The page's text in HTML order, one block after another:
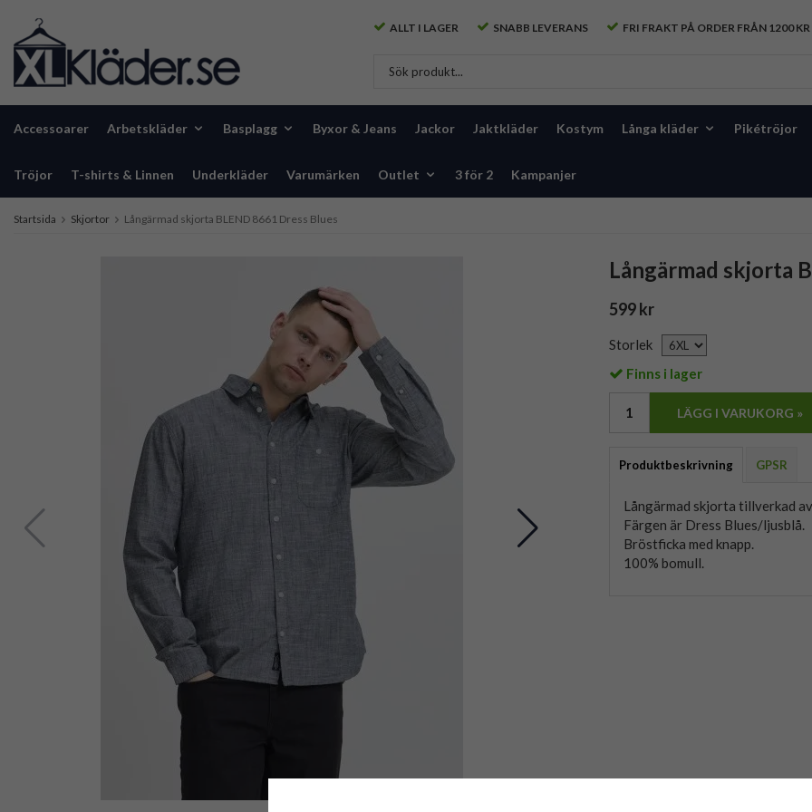
ALLT I LAGER SNABB LEVERANS FRI FRAKT PÅ ORDER FRÅN 1200 KR
Accessoarer Arbetskläder Basplagg Byxor & Jeans Jackor Jaktkläder Kostym Långa kläder Pikétröjor
Tröjor T-shirts & Linnen Underkläder Varumärken Outlet 3 för 2 Kampanjer
Startsida Skjortor Långärmad skjorta BLEND 8661 Dress Blues
Långärmad skjorta
599 kr
Storlek
Finns i lager
LÄGG I VARUKORG »
Produktbeskrivning GPSR
Långärmad skjorta tillverkad
Färgen är Dress Blues/ljusblå.
Bröstficka med knapp.
100% bomull.